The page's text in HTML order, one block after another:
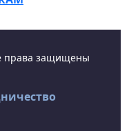
права защищены